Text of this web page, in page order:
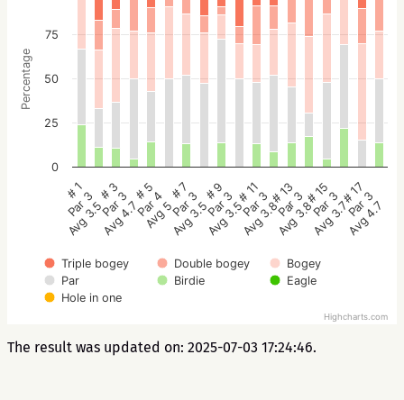
Percentage
Triple bogey Double bogey
Bogey
Par
Birdie
Eagle
Hole in one
# 1
Par 3
Avg 3.5
# 3
Par 3
Avg 4.7
# 5
Par 4
Avg 5
# 7
Par 3
Avg 3.5
# 9
Par 3
Avg 3.5
# 11
Par 3
Avg 3.8
# 13
Par 3
Avg 3.8
# 15
Par 3
Avg 3.7
# 17
Par 3
Avg 4.7
0
25
50
75
Highcharts.com
The result was updated on: 2025-07-03 17:24:46.